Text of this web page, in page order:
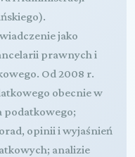
jako
prawnych i
Od 2008 r.
obecnie w
podatkowego;
opinii i wyjaśnień
analizie